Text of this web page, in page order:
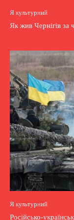
Я культурний
Як жив Чернігів за
Я культурний
Російсько-